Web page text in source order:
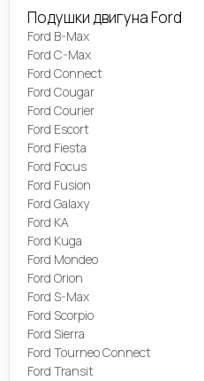
Подушки двигуна Ford
Ford B-Max
Ford C-Max
Ford Connect
Ford Cougar
Ford Courier
Ford Escort
Ford Fiesta
Ford Focus
Ford Fusion
Ford Galaxy
Ford KA
Ford Kuga
Ford Mondeo
Ford Orion
Ford S-Max
Ford Scorpio
Ford Sierra
Ford Tourneo Connect
Ford Transit